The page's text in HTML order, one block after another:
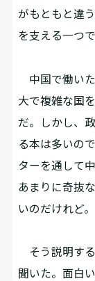
がもともと違
を支える一つ
中国で働い
大で複雑な国
だ。しかし、
る本は多いの
ターを通して
あまりに奇抜
いのだけれど。
そう説明す
聞いた。面白